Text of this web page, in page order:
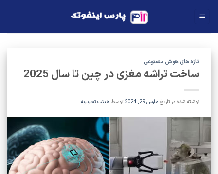
تازه های هوش مصنوعی
ساخت تراشه مغزی در چین تا سال 2025
نوشته شده در تاریخمارس 29, 2024 توسط هیئت تحریریه